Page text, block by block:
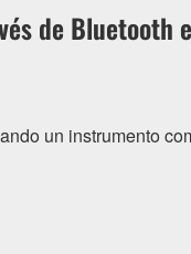
de Bluetooth
un instrumento